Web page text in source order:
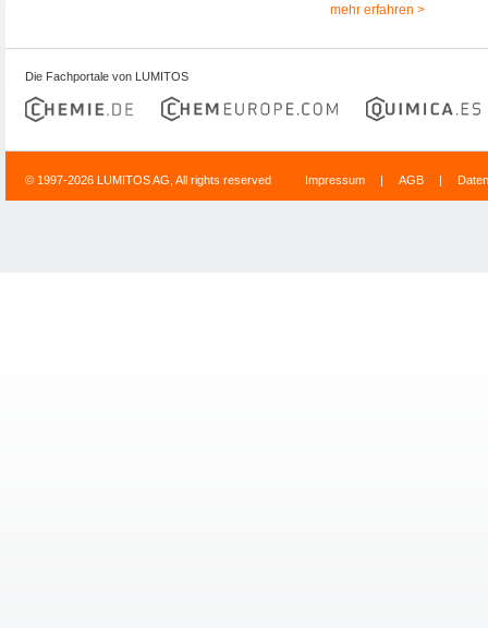
mehr erfahren >
Die Fachportale von LUMITOS
© 1997-2026 LUMITOS AG, All rights reserved Impressum | AGB |